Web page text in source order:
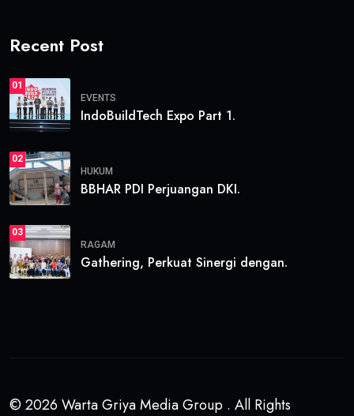
Recent Post
01
EVENTS
IndoBuildTech Expo Part 1.
02
HUKUM
BBHAR PDI Perjuangan DKI.
03
RAGAM
Gathering, Perkuat Sinergi dengan.
© 2026 Warta Griya Media Group . All Rights